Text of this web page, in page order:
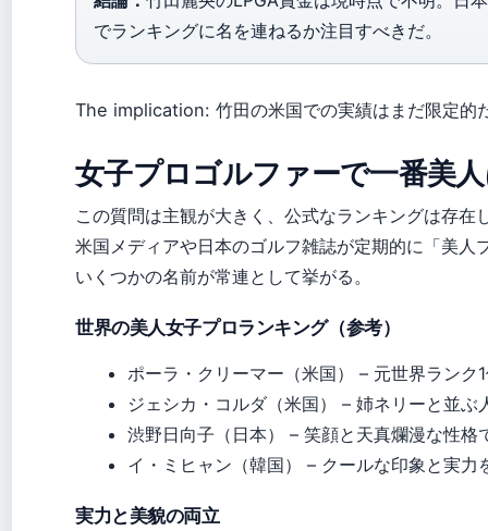
でランキングに名を連ねるか注目すべきだ。
The implication: 竹田の米国での実績はまだ限定的
女子プロゴルファーで一番美
この質問は主観が大きく、公式なランキングは存在
米国メディアや日本のゴルフ雑誌が定期的に「美人
いくつかの名前が常連として挙がる。
世界の美人女子プロランキング（参考）
ポーラ・クリーマー（米国） – 元世界ラン
ジェシカ・コルダ（米国） – 姉ネリーと並
渋野日向子（日本） – 笑顔と天真爛漫な性
イ・ミヒャン（韓国） – クールな印象と実力
実力と美貌の両立